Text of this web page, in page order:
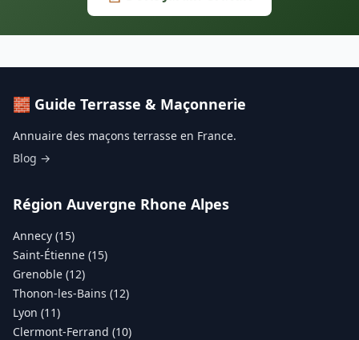
🧱 Guide Terrasse & Maçonnerie
Annuaire des maçons terrasse en France.
Blog →
Région Auvergne Rhone Alpes
Annecy (15)
Saint-Étienne (15)
Grenoble (12)
Thonon-les-Bains (12)
Lyon (11)
Clermont-Ferrand (10)